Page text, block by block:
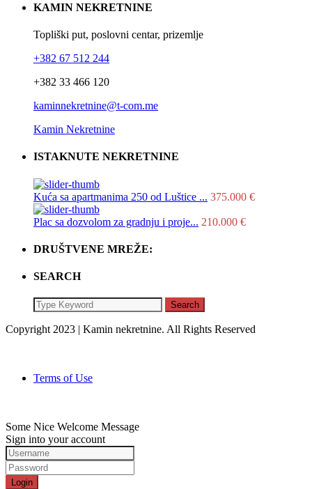
KAMIN NEKRETNINE
Topliški put, poslovni centar, prizemlje
+382 67 512 244
+382 33 466 120
kaminnekretnine@t-com.me
Kamin Nekretnine
ISTAKNUTE NEKRETNINE
Kuća sa apartmanima 250 od Luštice ... 375.000 €
Plac sa dozvolom za gradnju i proje... 210.000 €
DRUŠTVENE MREŽE:
SEARCH
Search
Copyright 2023 | Kamin nekretnine. All Rights Reserved
Terms of Use
Some Nice Welcome Message
Sign into your account
Login